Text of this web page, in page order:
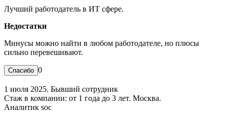
Лучший работодатель в ИТ сфере.
Недостатки
Минусы можно найти в любом работодателе, но плюсы
сильно перевешивают.
0
1 июля 2025. Бывший сотрудник
Стаж в компании: от 1 года до 3 лет. Москва.
Аналитик soc